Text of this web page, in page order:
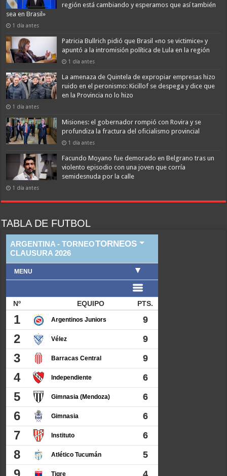
región está cambiando y esperamos que así también
sea en Brasil»
1 día antes
Patricia Bullrich pidió que Brasil «no se victimice» y
apuntó a la intromisión política de Lula en la región
1 día antes
La amenaza de Quintela de expropiar empresas hizo
ruido en el peronismo: Kicillof se despega y dice que
en la Provincia no lo hizo
1 día antes
Misiones: el gobernador rompió con Rovira y se
profundiza la fractura del oficialismo provincial
1 día antes
Facundo Moyano fue demorado en Belgrano tras un
violento episodio con una joven que corría
semidesnuda por la calle
1 día antes
TABLA DE FUTBOL